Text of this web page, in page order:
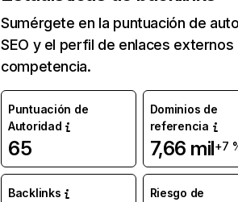
Sumérgete en la puntuación de
SEO y el perfil de enlaces externos
competencia.
Puntuación de
Autoridad
65
Dominios de
referencia
7,66 mil+7
Backlinks
Riesgo de